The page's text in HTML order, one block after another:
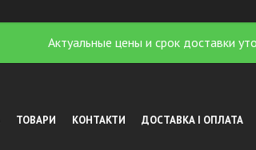
Актуальные цены и срок доставки
ТОВАРИ КОНТАКТИ ДОСТАВКА І ОПЛАТА